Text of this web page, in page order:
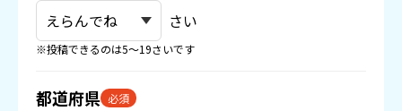
さい
※投稿できるのは5〜19さいです
都道府県 必須